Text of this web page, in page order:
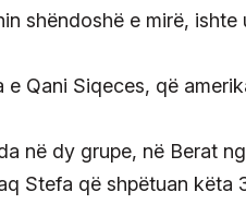
shëndoshë e mirë, ishte
në dy grupe, në Berat
Stefa që shpëtuan këta